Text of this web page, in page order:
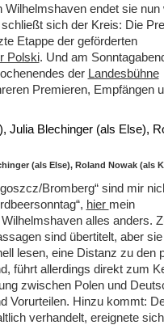
Wilhelmshaven endet sie nun
sich der Kreis: Die
Etappe der geförderten
Polski. Und am
der Landesbühne
Premieren, Empfängen
(als Else), Roland Nowak (als
Bromberg“ sind mir
hier mein
alles anders.
sind übertitelt, aber
lesen, eine Distanz zu den
führt allerdings direkt zum
zwischen Polen und
Vorurteilen. Hinzu kommt:
verhandelt, ereignete